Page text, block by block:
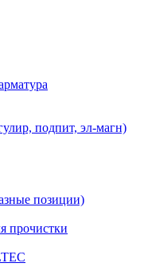
подпит, эл-магн)
позиции)
прочистки